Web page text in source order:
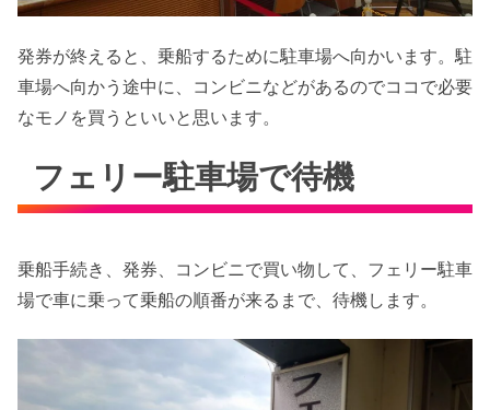
発券が終えると、乗船するために駐車場へ向かいます。駐
車場へ向かう途中に、コンビニなどがあるのでココで必要
なモノを買うといいと思います。
フェリー駐車場で待機
乗船手続き、発券、コンビニで買い物して、フェリー駐車
場で車に乗って乗船の順番が来るまで、待機します。